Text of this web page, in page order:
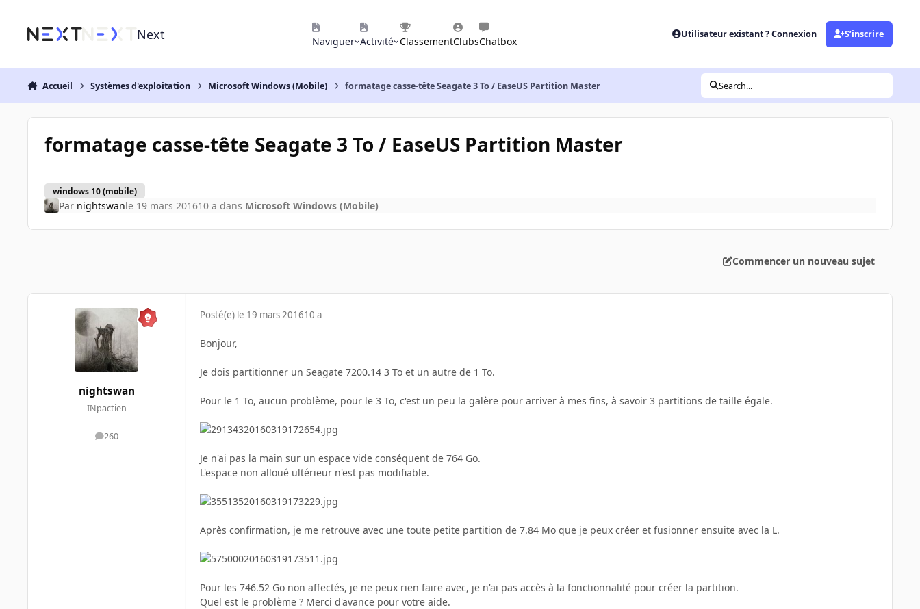
Next Naviguer Activité ClassementClubsChatbox
Utilisateur existant ? Connexion S’inscrire
Accueil Systèmes d'exploitation Microsoft Windows (Mobile) formatage casse-tête Seagate 3 To / EaseUS Partition Master Search...
formatage casse-tête Seagate 3 To / EaseUS Partition Master
windows 10 (mobile)
Par nightswanle 19 mars 201610 a dans Microsoft Windows (Mobile)
Commencer un nouveau sujet
nightswan
INpactien
260
messages
Posté(e) le 19 mars 201610 a
Bonjour,
Je dois partitionner un Seagate 7200.14 3 To et un autre de 1 To.
Pour le 1 To, aucun problème, pour le 3 To, c'est un peu la galère pour arriver à mes fins, à savoir 3 partitions de taille égale.
Je n'ai pas la main sur un espace vide conséquent de 764 Go.
L'espace non alloué ultérieur n'est pas modifiable.
Après confirmation, je me retrouve avec une toute petite partition de 7.84 Mo que je peux créer et fusionner ensuite avec la L.
Pour les 746.52 Go non affectés, je ne peux rien faire avec, je n'ai pas accès à la fonctionnalité pour créer la partition.
Quel est le problème ? Merci d'avance pour votre aide.